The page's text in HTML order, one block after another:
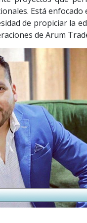
Está
de propiciar la
de Arum